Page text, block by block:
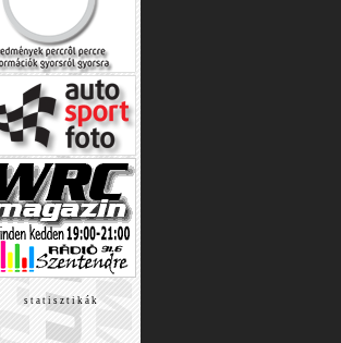
s t a t i s z t i k á k